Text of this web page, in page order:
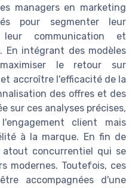
managers en marketing
pour segmenter leur
leur communication et
En intégrant des modèles
le retour sur
accroître l'efficacité de la
des offres et des
sur ces analyses précises,
client mais
à la marque. En fin de
concurrentiel qui se
modernes. Toutefois, ces
accompagnées d'une